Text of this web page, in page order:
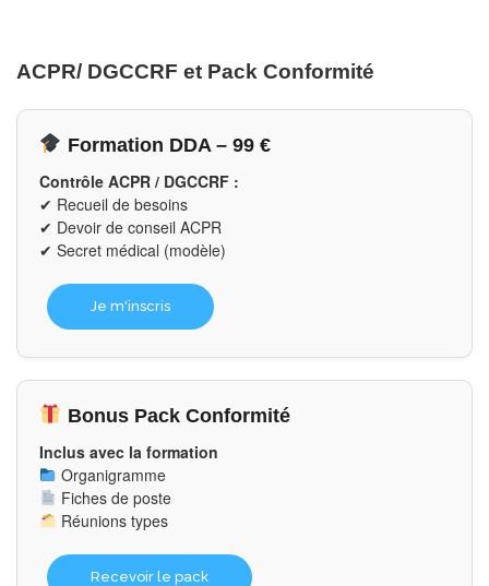
ACPR/ DGCCRF et Pack Conformité
Formation DDA – 99 €
Contrôle ACPR / DGCCRF :
✔ Recueil de besoins
✔ Devoir de conseil ACPR
✔ Secret médical (modèle)
Je m'inscris
Bonus Pack Conformité
Inclus avec la formation
Organigramme
Fiches de poste
Réunions types
Recevoir le pack